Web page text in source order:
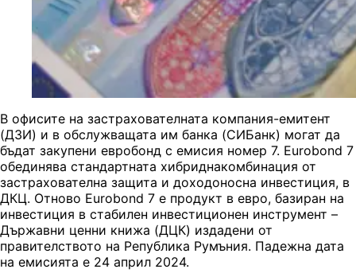
В офисите на застрахователната компания-емитент
(ДЗИ) и в обслужващата им банка (СИБанк) могат да
бъдат закупени евробонд с емисия номер 7. Eurobond 7
обединява стандартната хибриднакомбинация от
застрахователна защита и доходоносна инвестиция, в
ДКЦ. Отново Eurobond 7 е продукт в евро, базиран на
инвестиция в стабилен инвестиционен инструмент –
Държавни ценни книжа (ДЦК) издадени от
правителството на Република Румъния. Падежна дата
на емисията е 24 април 2024.